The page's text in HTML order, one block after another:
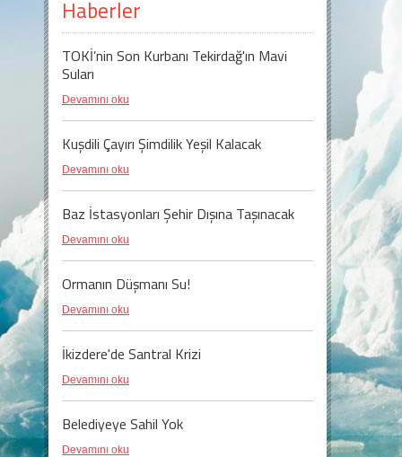
Haberler
TOKİ’nin Son Kurbanı Tekirdağ'ın Mavi
Suları
Devamını oku
Kuşdili Çayırı Şimdilik Yeşil Kalacak
Devamını oku
Baz İstasyonları Şehir Dışına Taşınacak
Devamını oku
Ormanın Düşmanı Su!
Devamını oku
İkizdere'de Santral Krizi
Devamını oku
Belediyeye Sahil Yok
Devamını oku